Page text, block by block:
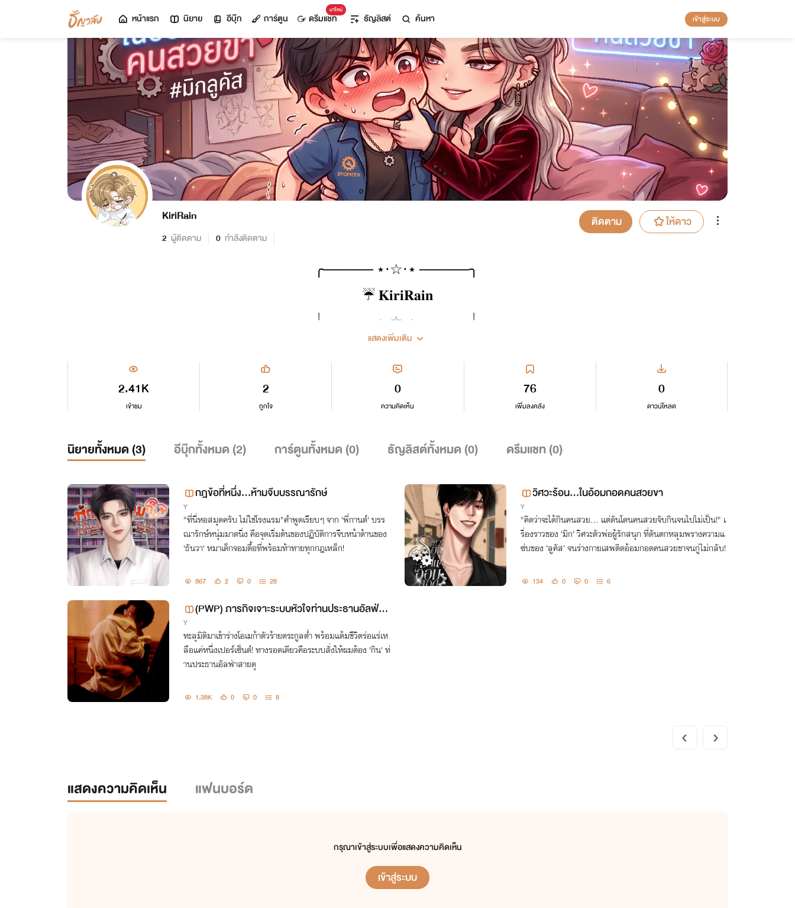
หน้าแรก นิยาย อีบุ๊ก การ์ตูน
มาใหม่
ดรีมแชท ธัญลิสต์ ค้นหา เข้าสู่ระบบ
KiriRain
2 ผู้ติดตาม 0 กำลังติดตาม
ติดตาม ให้ดาว
╭───── ⋆⋅☆⋅⋆ ─────╮
☔ 𝐊𝐢𝐫𝐢𝐑𝐚𝐢𝐧
╰───── ⋆⋅☆⋅⋆ ─────╯
🌙 ยินดีต้อนรับสู่โลกของความสัมพันธ์
ที่ทั้งวุ่นวาย อบอุ่น และเต็มไปด้วยความรู้สึก
💭 หากมีข้อผิดพลาด หรืออะไรที่ต้องแก้ไข แนะนำผมได้นะครับ
ฝากเอ็นดูตัวละครของผมด้วย ☔
✨🌧️ ════ 『 🤍 ☔🤍 』 ════ ✨
แสดงเพิ่มเติม
2.41K
เข้าชม
76
เพิ่มลงคลัง
2
ถูกใจ
0
ดาวน์โหลด
0
ความคิดเห็น
นิยายทั้งหมด (3) อีบุ๊กทั้งหมด (2) การ์ตูนทั้งหมด (0) ธัญลิสต์ทั้งหมด (0) ดรีมแชท (0)
กฎข้อที่หนึ่ง...ห้ามจีบบรรณารักษ์
Y
"ที่นี่หอสมุดครับ ไม่ใช่โรงแรม"คำพูดเรียบๆ จาก 'พี่กานต์' บรร
ณารักษ์หนุ่มมาดนิ่ง คือจุดเริ่มต้นของปฏิบัติการจีบหน้าด้านของ
'ธันวา' หมาเด็กจอมตื้อที่พร้อมท้าทายทุกกฎเหล็ก!
867 2 0 28
วิศวะร้อน...ในอ้อมกอดคนสวยขา
Y
"คิดว่าจะได้กินคนสวย... แต่ดันโดนคนสวยจับกินจนไปไม่เป็น!" เ
รื่องราวของ ‘มิก’ วิศวะตัวพ่อผู้รักสนุก ที่ดันตกหลุมพรางความแ
ซ่บของ ‘ลูคัส’ จนร่างกายเสพติดอ้อมกอดคนสวยขาจนกู่ไม่กลับ!
134 0 0 6
(PWP) ภารกิจเจาะระบบหัวใจท่านประธานอัลฟ่า |
อ่านฟรีจนจบมีติดเหรียญล้วงหน้า
Y
ทะลุมิติมาเข้าร่างโอเมก้าตัวร้ายตระกูลต่ำ พร้อมแต้มชีวิตร่อแร่เห
ลือแค่หนึ่งเปอร์เซ็นต์! ทางรอดเดียวคือระบบสั่งให้ผมต้อง 'กิน' ท่
านประธานอัลฟ่าสายดุ
1.38K 0 0 8
แสดงความคิดเห็น แฟนบอร์ด
กรุณาเข้าสู่ระบบเพื่อแสดงความคิดเห็น
เข้าสู่ระบบ